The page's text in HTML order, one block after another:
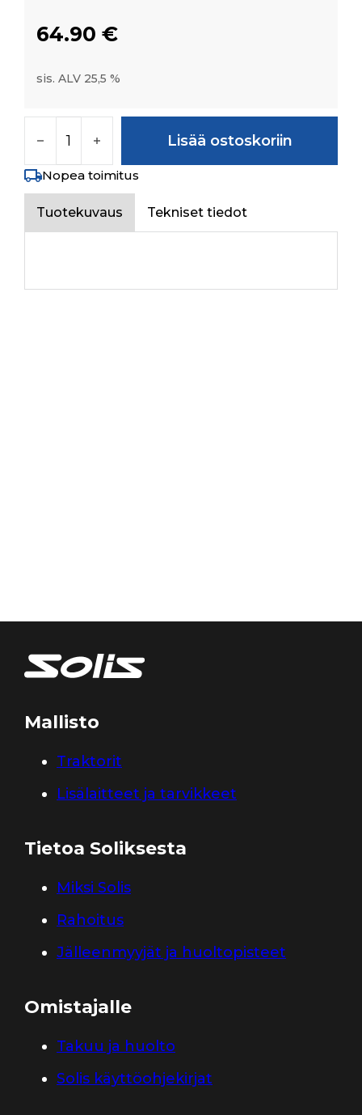
64.90 €
sis. ALV 25,5 %
Lisää ostoskoriin
Nopea toimitus
Tuotekuvaus Tekniset tiedot
Mallisto
Traktorit
Lisälaitteet ja tarvikkeet
Tietoa Soliksesta
Miksi Solis
Rahoitus
Jälleenmyyjät ja huoltopisteet
Omistajalle
Takuu ja huolto
Solis käyttöohjekirjat